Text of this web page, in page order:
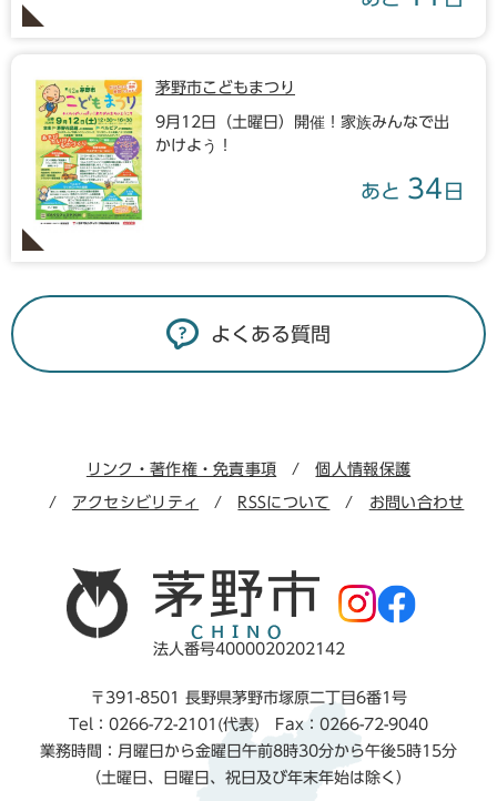
茅野市こどもまつり
9月12日（土曜日）開催！家族みんなで出
かけよう！
あと 34 日
よくある質問
リンク・著作権・免責事項 個人情報保護
アクセシビリティ RSSについて お問い合わせ
法人番号4000020202142
〒391-8501 長野県茅野市塚原二丁目6番1号
Tel：0266-72-2101(代表) Fax：0266-72-9040
業務時間：月曜日から金曜日午前8時30分から午後5時15分
（土曜日、日曜日、祝日及び年末年始は除く）